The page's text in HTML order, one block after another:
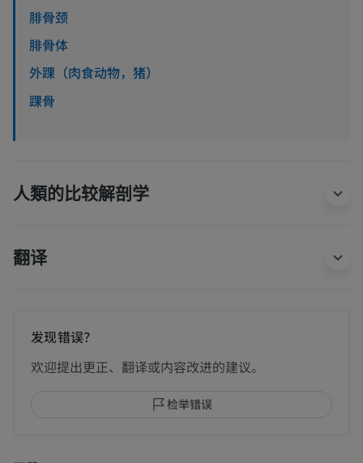
腓骨颈
腓骨体
外踝（肉食动物，猪）
踝骨
人類的比较解剖学
翻译
发现错误？
欢迎提出更正、翻译或内容改进的建议。
检举错误